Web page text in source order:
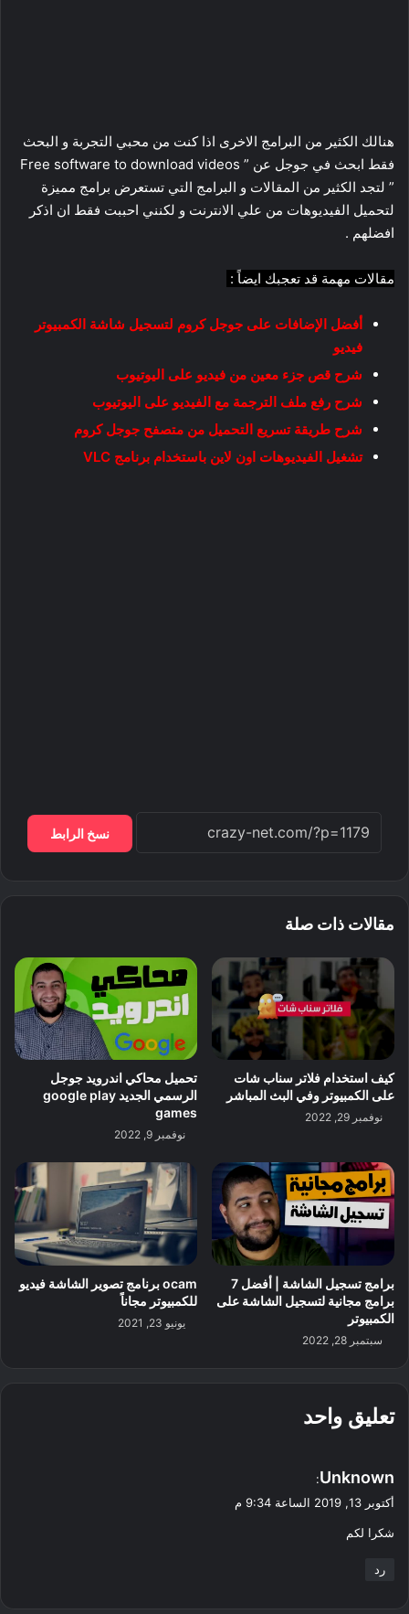
هنالك الكثير من البرامج الاخرى اذا كنت من محبي التجربة و البحث
فقط ابحث في جوجل عن ” Free software to download videos
” لتجد الكثير من المقالات و البرامج التي تستعرض برامج مميزة
لتحميل الفيديوهات من علي الانترنت و لكنني احببت فقط ان اذكر
افضلهم .
مقالات مهمة قد تعجبك ايضاً :
أفضل الإضافات على جوجل كروم لتسجيل شاشة الكمبيوتر
فيديو
شرح قص جزء معين من فيديو على اليوتيوب
شرح رفع ملف الترجمة مع الفيديو على اليوتيوب
شرح طريقة تسريع التحميل من متصفح جوجل كروم
تشغيل الفيديوهات اون لاين باستخدام برنامج VLC
نسخ الرابط
مقالات ذات صلة
كيف استخدام فلاتر سناب شات
على الكمبيوتر وفي البث المباشر
نوفمبر 29, 2022
تحميل محاكي اندرويد جوجل
الرسمي الجديد google play
games
نوفمبر 9, 2022
برامج تسجيل الشاشة | أفضل 7
برامج مجانية لتسجيل الشاشة على
الكمبيوتر
سبتمبر 28, 2022
ocam برنامج تصوير الشاشة فيديو
للكمبيوتر مجاناً
يونيو 23, 2021
تعليق واحد
ي
ق
ل
Unknown
:
أكتوبر 13, 2019 الساعة 9:34 م
شكرا لكم
رد